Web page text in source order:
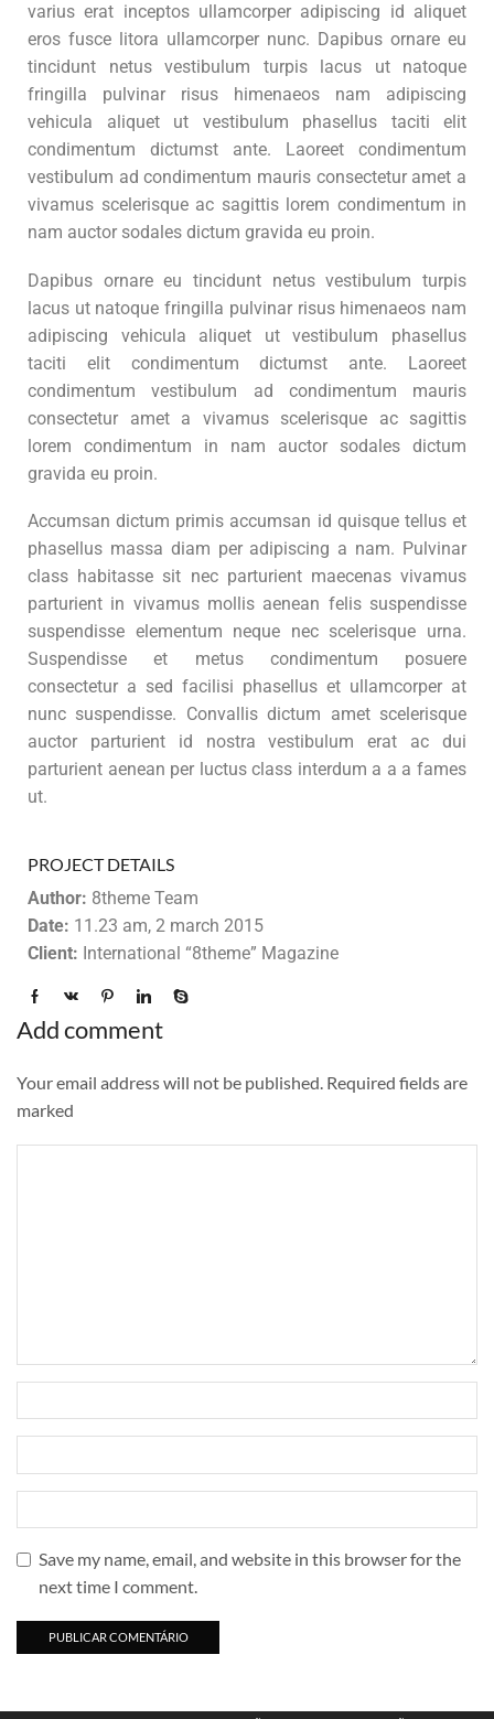
varius erat inceptos ullamcorper adipiscing id aliquet
eros fusce litora ullamcorper nunc. Dapibus ornare eu
tincidunt netus vestibulum turpis lacus ut natoque
fringilla pulvinar risus himenaeos nam adipiscing
vehicula aliquet ut vestibulum phasellus taciti elit
condimentum dictumst ante. Laoreet condimentum
vestibulum ad condimentum mauris consectetur amet a
vivamus scelerisque ac sagittis lorem condimentum in
nam auctor sodales dictum gravida eu proin.
Dapibus ornare eu tincidunt netus vestibulum turpis
lacus ut natoque fringilla pulvinar risus himenaeos nam
adipiscing vehicula aliquet ut vestibulum phasellus
taciti elit condimentum dictumst ante. Laoreet
condimentum vestibulum ad condimentum mauris
consectetur amet a vivamus scelerisque ac sagittis
lorem condimentum in nam auctor sodales dictum
gravida eu proin.
Accumsan dictum primis accumsan id quisque tellus et
phasellus massa diam per adipiscing a nam. Pulvinar
class habitasse sit nec parturient maecenas vivamus
parturient in vivamus mollis aenean felis suspendisse
suspendisse elementum neque nec scelerisque urna.
Suspendisse et metus condimentum posuere
consectetur a sed facilisi phasellus et ullamcorper at
nunc suspendisse. Convallis dictum amet scelerisque
auctor parturient id nostra vestibulum erat ac dui
parturient aenean per luctus class interdum a a a fames
ut.
PROJECT DETAILS
Author: 8theme Team
Date: 11.23 am, 2 march 2015
Client: International “8theme” Magazine
Add comment
Your email address will not be published. Required fields are
marked
Save my name, email, and website in this browser for the
next time I comment.